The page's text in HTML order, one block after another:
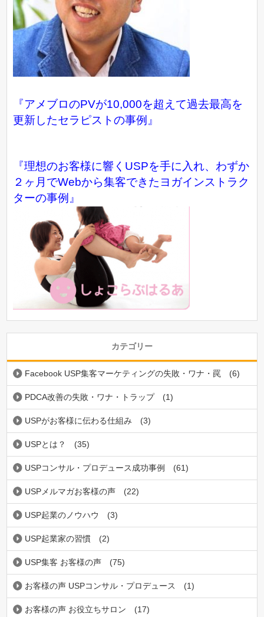
『アメブロのPVが10,000を超えて過去最高を
更新したセラピストの事例』
『理想のお客様に響くUSPを手に入れ、わずか
２ヶ月でWebから集客できたヨガインストラク
ターの事例』
カテゴリー
Facebook USP集客マーケティングの失敗・ワナ・罠 (6)
PDCA改善の失敗・ワナ・トラップ (1)
USPがお客様に伝わる仕組み (3)
USPとは？ (35)
USPコンサル・プロデュース成功事例 (61)
USPメルマガお客様の声 (22)
USP起業のノウハウ (3)
USP起業家の習慣 (2)
USP集客 お客様の声 (75)
お客様の声 USPコンサル・プロデュース (1)
お客様の声 お役立ちサロン (17)